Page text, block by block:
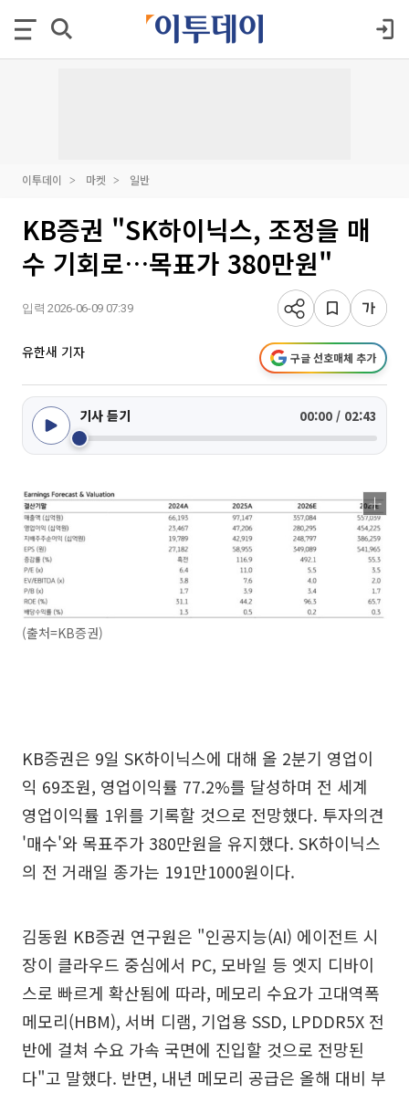
이투데이 마켓 일반
KB증권 "SK하이닉스, 조정을 매
수 기회로…목표가 380만원"
입력 2026-06-09 07:39
유한새 기자 구글 선호매체 추가
기사 듣기 00:00 / 02:43
(출처=KB증권)
KB증권은 9일 SK하이닉스에 대해 올 2분기 영업이
익 69조원, 영업이익률 77.2%를 달성하며 전 세계
영업이익률 1위를 기록할 것으로 전망했다. 투자의견
'매수'와 목표주가 380만원을 유지했다. SK하이닉스
의 전 거래일 종가는 191만1000원이다.
김동원 KB증권 연구원은 "인공지능(AI) 에이전트 시
장이 클라우드 중심에서 PC, 모바일 등 엣지 디바이
스로 빠르게 확산됨에 따라, 메모리 수요가 고대역폭
메모리(HBM), 서버 디램, 기업용 SSD, LPDDR5X 전
반에 걸쳐 수요 가속 국면에 진입할 것으로 전망된
다"고 말했다. 반면, 내년 메모리 공급은 올해 대비 부